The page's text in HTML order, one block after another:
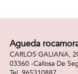
Agueda
CARLOS GALIANA,
03360 -Callosa De